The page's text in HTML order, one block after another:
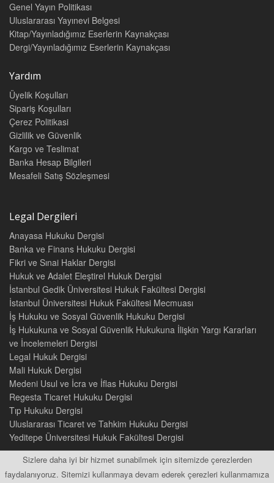
Sizlere daha iyi bir hizmet sunabilmek için sitemizde çerezlerden
faydalanıyoruz. Sitemizi kullanmaya devam ederek çerezleri kullanmamıza
Genel Yayın Politikası
Uluslararası Yayınevi Belgesi
Kitap/Yayınladığımız Eserlerin Kaynakçası
Dergi/Yayınladığımız Eserlerin Kaynakçası
Yardım
Üyelik Koşulları
Sipariş Koşulları
Çerez Politikasi
Gizlilik ve Güvenlik
Kargo ve Teslimat
Banka Hesap Bilgileri
Mesafeli Satış Sözleşmesi
Legal Dergileri
Anayasa Hukuku Dergisi
Banka ve Finans Hukuku Dergisi
Fikri ve Sınai Haklar Dergisi
Hukuk ve Adalet Eleştirel Hukuk Dergisi
İstanbul Gedik Üniversitesi Hukuk Fakültesi Dergisi
İstanbul Üniversitesi Hukuk Fakültesi Mecmuası
İş Hukuku ve Sosyal Güvenlik Hukuku Dergisi
İş Hukukuna ve Sosyal Güvenlik Hukukuna İlişkin Yargı Kararları
ve İncelemeleri Dergisi
Legal Hukuk Dergisi
Mali Hukuk Dergisi
Medeni Usul ve İcra ve İflas Hukuku Dergisi
Regesta Ticaret Hukuku Dergisi
Tıp Hukuku Dergisi
Uluslararası Ticaret ve Tahkim Hukuku Dergisi
Yeditepe Üniversitesi Hukuk Fakültesi Dergisi